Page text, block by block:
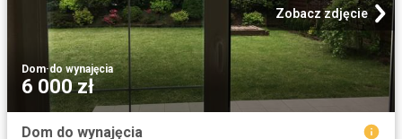
Zobacz zdjęcie
Dom·do wynajęcia
6 000 zł
Dom do wynajęcia